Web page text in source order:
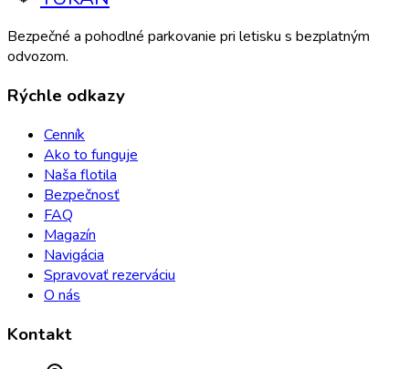
Bezpečné a pohodlné parkovanie pri letisku s bezplatným
odvozom.
Rýchle odkazy
Cenník
Ako to funguje
Naša flotila
Bezpečnosť
FAQ
Magazín
Navigácia
Spravovať rezerváciu
O nás
Kontakt